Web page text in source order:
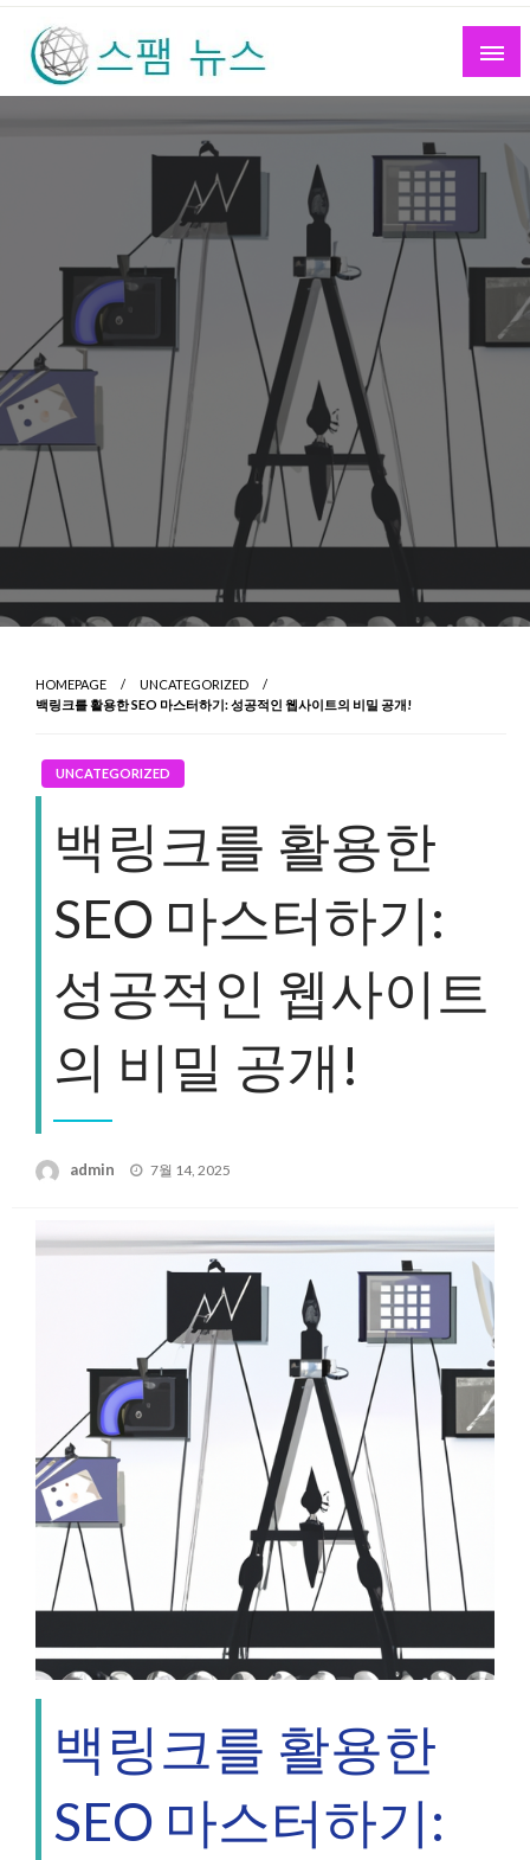
Skip
content
스팸 뉴스
HOMEPAGE
UNCATEGORIZED
백링크를 활용한 SEO 마스터하기: 성공적인 웹사이트의 비밀 공개!
UNCATEGORIZED
백링크를 활용한
SEO 마스터하기:
성공적인 웹사이트
의 비밀 공개!
admin
Posted
7월 14, 2025
백링크를 활용한
SEO 마스터하기: